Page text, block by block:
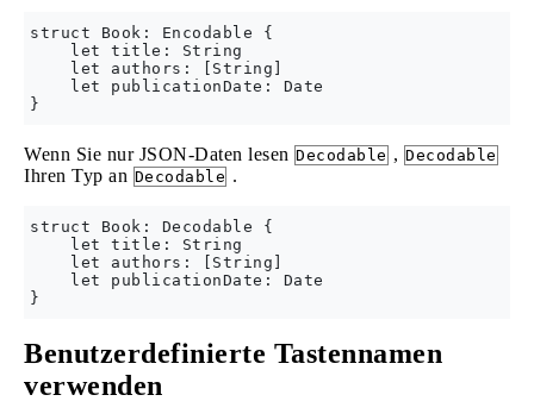
struct Book: Encodable {
    let title: String
    let authors: [String]
    let publicationDate: Date
Wenn Sie nur JSON-Daten lesen Decodable , Decodable
Ihren Typ an Decodable .
struct Book: Decodable {
    let title: String
    let authors: [String]
    let publicationDate: Date
Benutzerdefinierte Tastennamen
verwenden